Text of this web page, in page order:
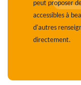
peut proposer
accessibles à
d'autres
directement.